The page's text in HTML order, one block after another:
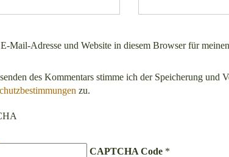
Mail-Adresse und Website in diesem Browser für
des Kommentars stimme ich der Speicherung und
zu.
CAPTCHA Code *